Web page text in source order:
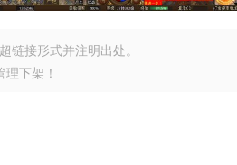
链接形式并注明出处。
下架！